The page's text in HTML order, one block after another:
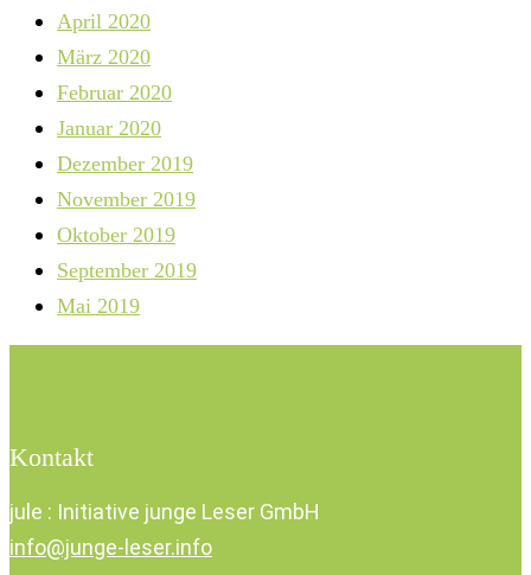
April 2020
März 2020
Februar 2020
Januar 2020
Dezember 2019
November 2019
Oktober 2019
September 2019
Mai 2019
Kontakt
jule : Initiative junge Leser GmbH
info@junge-leser.info